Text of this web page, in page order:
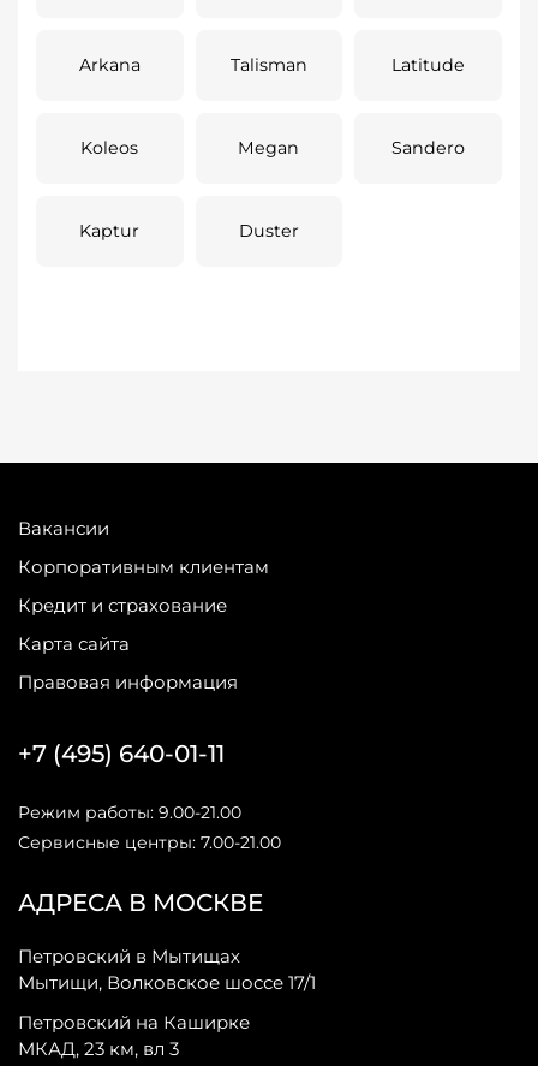
Arkana Talisman Latitude
Koleos Megan Sandero
Kaptur Duster
Вакансии
Корпоративным клиентам
Кредит и страхование
Карта сайта
Правовая информация
АДРЕСА В МОСКВЕ
Петровский в Мытищах
Мытищи, Волковское шоссе 17/1
Петровский на Каширке
МКАД, 23 км, вл 3
+7 (495) 640-01-11
Режим работы: 9.00-21.00
Сервисные центры: 7.00-21.00